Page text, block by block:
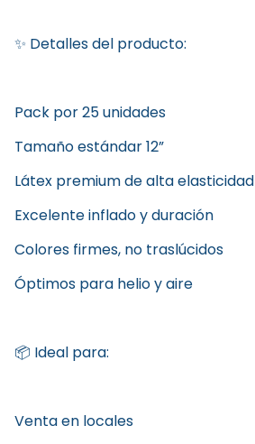
✨ Detalles del producto:
Pack por 25 unidades
Tamaño estándar 12”
Látex premium de alta elasticidad
Excelente inflado y duración
Colores firmes, no traslúcidos
Óptimos para helio y aire
📦 Ideal para:
Venta en locales